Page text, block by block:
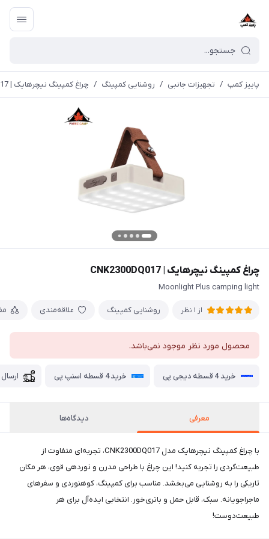
پاییز کمپ / تجهیزات جانبی / روشنایی کمپینگ / چراغ کمپینگ نیچرهایک | CNK2300DQ017
چراغ کمپینگ نیچرهایک | CNK2300DQ017
Moonlight Plus camping light
از 1 نظر روشنایی کمپینگ علاقه‌مندی
محصول مورد نظر موجود نمی‌باشد.
خرید 4 قسطه دیجی پی خرید 4 قسطه اسنپ پی
معرفی دیدگاه‌ها
با چراغ کمپینگ نیچرهایک مدل CNK2300DQ017، تجربه‌ای متفاوت از
طبیعت‌گردی را تجربه کنید! این چراغ با طراحی مدرن و نوردهی قوی، هر مکان
تاریکی را به روشنایی می‌بخشد. مناسب برای کمپینگ، کوهنوردی و سفرهای
ماجراجویانه. سبک، قابل حمل و باتری‌خور. انتخابی ایده‌آل برای هر
طبیعت‌دوست!